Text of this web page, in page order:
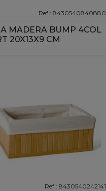
Ref.: 8430540840880
MADERA BUMP 4COL
20X13X9 CM
Ref.: 8430540242141